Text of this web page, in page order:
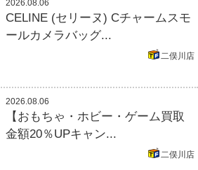
2026.08.06
CELINE (セリーヌ) Cチャームスモ
ールカメラバッグ...
二俣川店
2026.08.06
【おもちゃ・ホビー・ゲーム買取
金額20％UPキャン...
二俣川店